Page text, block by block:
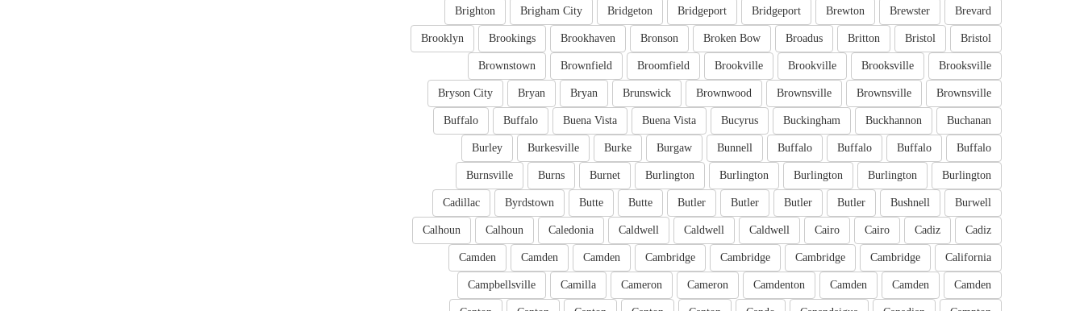
Brevard
Brewster
Brewton
Bridgeport
Bridgeport
Bridgeton
Brigham City
Brighton
Bristol
Bristol
Britton
Broadus
Broken Bow
Bronson
Brookhaven
Brookings
Brooklyn
Brooksville
Brooksville
Brookville
Brookville
Broomfield
Brownfield
Brownstown
Brownsville
Brownsville
Brownsville
Brownwood
Brunswick
Bryan
Bryan
Bryson City
Buchanan
Buckhannon
Buckingham
Bucyrus
Buena Vista
Buena Vista
Buffalo
Buffalo
Buffalo
Buffalo
Buffalo
Buffalo
Bunnell
Burgaw
Burke
Burkesville
Burley
Burlington
Burlington
Burlington
Burlington
Burlington
Burnet
Burns
Burnsville
Burwell
Bushnell
Butler
Butler
Butler
Butler
Butte
Butte
Byrdstown
Cadillac
Cadiz
Cadiz
Cairo
Cairo
Caldwell
Caldwell
Caldwell
Caledonia
Calhoun
Calhoun
California
Cambridge
Cambridge
Cambridge
Cambridge
Camden
Camden
Camden
Camden
Camden
Camden
Camdenton
Cameron
Cameron
Camilla
Campbellsville